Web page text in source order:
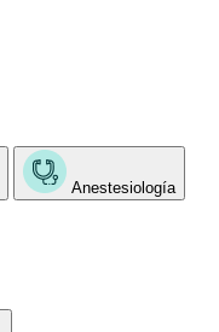
Anestesiología